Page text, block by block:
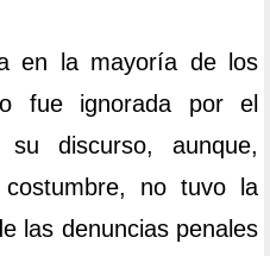
en la mayoría de los
fue ignorada por el
discurso, aunque,
no tuvo la
las denuncias penales